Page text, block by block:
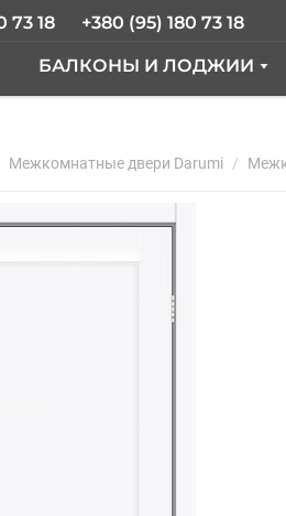
73 18 +380 (95) 180 73 18
БАЛКОНЫ И ЛОДЖИИ
БАЛКОН С ВЫНОСОМ
ОСТЕКЛЕНИЕ ЛОДЖИИ
ОТДЕЛКА БАЛКОНА
Межкомнатные двери Darumi